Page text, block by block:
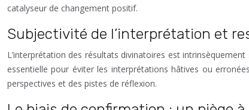
catalyseur de changement positif.
Subjectivité de l’interprétation et
L’interprétation des résultats divinatoires est
essentielle pour éviter les interprétations hâtives ou
perspectives et des pistes de réflexion.